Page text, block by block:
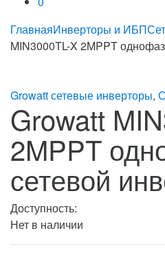
ГлавнаяИнверторы и ИБП
MIN3000TL-X 2MPPT
Growatt сетевые инверторы,
Growatt
2MPPT
сетевой
Доступность:
Нет в наличии